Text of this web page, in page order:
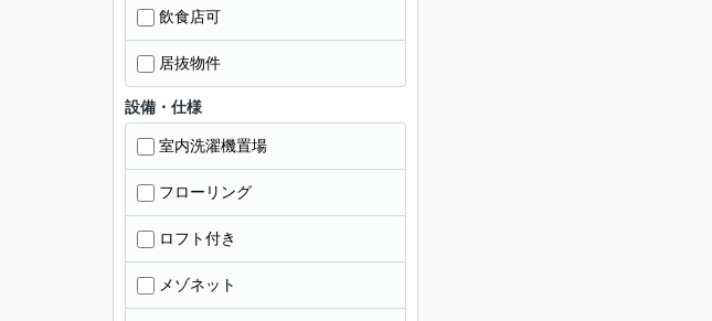
飲食店可
居抜物件
設備・仕様
室内洗濯機置場
フローリング
ロフト付き
メゾネット